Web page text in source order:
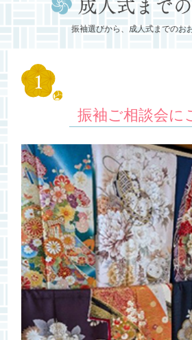
振袖選びから、成人式までのお
振袖ご相談会に